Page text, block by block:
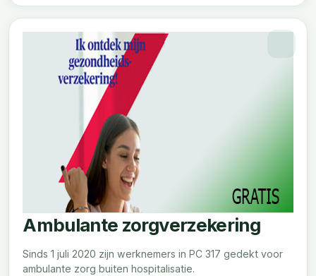
Ambulante zorgverzekering
Sinds 1 juli 2020 zijn werknemers in PC 317 gedekt voor
ambulante zorg buiten hospitalisatie.